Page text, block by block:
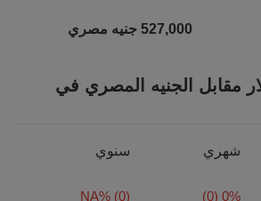
527,000 جنيه مصري
مقابل الجنيه المصري في
شهري سنوي
0% (0)
NA% (0)